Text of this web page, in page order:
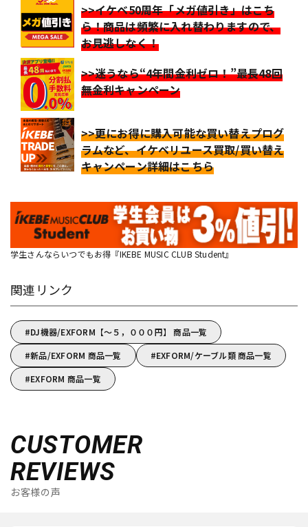
>>イケベ50周年「メガ値引き」はこち
ら！商品は頻繁に入れ替わりますので、
お見逃しなく！
>>迷うなら“4年間金利ゼロ！”最長48回
無金利キャンペーン
>>更にお得に購入可能な買い替えプログ
ラムなど、イケベリユース買取/買い替え
キャンペーン詳細はこちら
学生さんならいつでもお得『IKEBE MUSIC CLUB Student』
関連リンク
DJ機器/EXFORM【～５，０００円】 商品一覧
新品/EXFORM 商品一覧
EXFORM/ケーブル類 商品一覧
EXFORM 商品一覧
CUSTOMER
REVIEWS
お客様の声